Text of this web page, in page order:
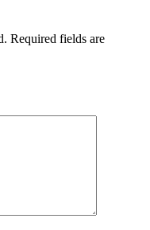
Required fields are